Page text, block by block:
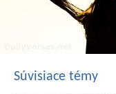
Súvisiace témy